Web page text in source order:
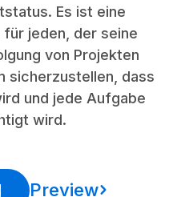
Es ist eine
jeden, der seine
von Projekten
sicherzustellen, dass
und jede Aufgabe
wird.
Preview